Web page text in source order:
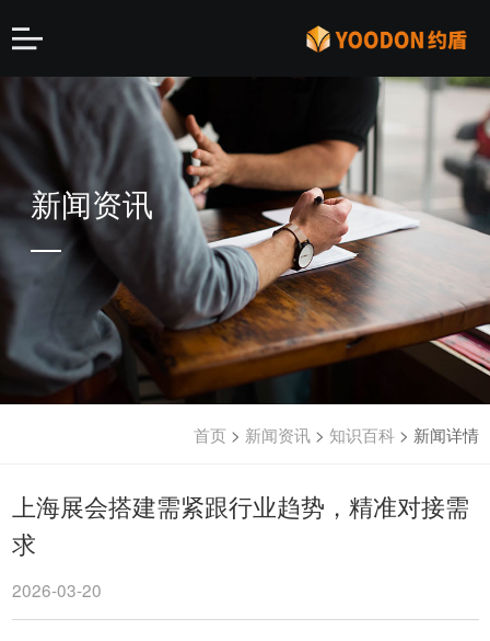
新闻资讯
首页 > 新闻资讯> 知识百科 > 新闻详情
上海展会搭建需紧跟行业趋势，精准对接需
求
2026-03-20